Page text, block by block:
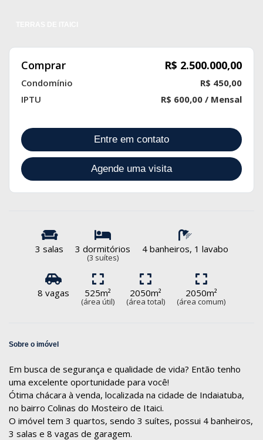
Comprar R$ 2.500.000,00
Condomínio
R$ 450,00
IPTU
R$ 600,00 / Mensal
Entre em contato
Agende uma visita
3 salas 3 dormitórios
(3 suítes)
4 banheiros, 1 lavabo
8 vagas 525m²
(área útil)
2050m²
(área total)
2050m²
(área comum)
Sobre o imóvel
Em busca de segurança e qualidade de vida? Então tenho
uma excelente oportunidade para você!
Ótima chácara à venda, localizada na cidade de Indaiatuba,
no bairro Colinas do Mosteiro de Itaici.
O imóvel tem 3 quartos, sendo 3 suítes, possui 4 banheiros,
3 salas e 8 vagas de garagem.